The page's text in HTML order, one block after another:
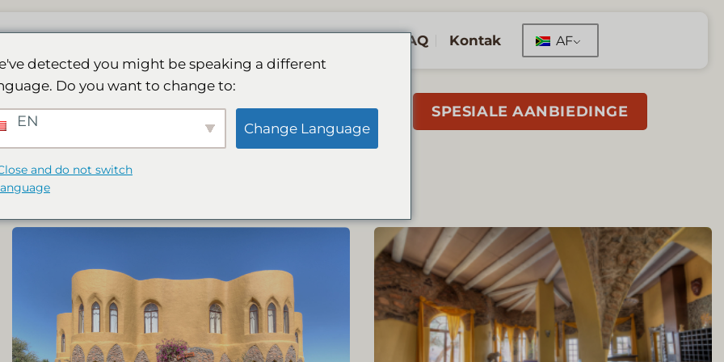
FAQ Kontak AF
SPA GEBIED EN AKTIWITEITE SPESIALE AANBIEDINGE
detected you might be speaking a different
Do you want to change to:
EN Change Language
and do not switch